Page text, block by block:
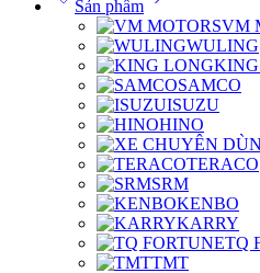
Sản phẩm
VM
WULING
SAMCO
ISUZU
HINO
TERACO
SRM
KENBO
KARRY
TQ
TMT